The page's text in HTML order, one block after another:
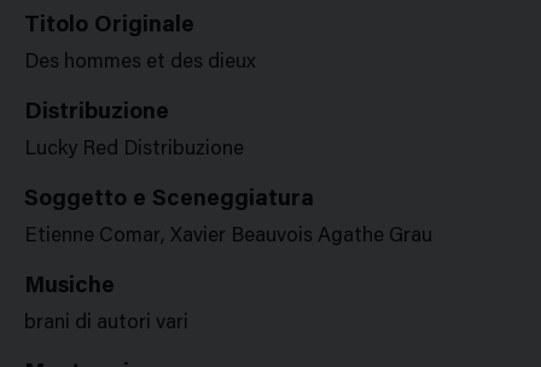
Titolo Originale
Des hommes et des dieux
Distribuzione
Lucky Red Distribuzione
Soggetto e Sceneggiatura
Etienne Comar, Xavier Beauvois Agathe Grau
Musiche
brani di autori vari